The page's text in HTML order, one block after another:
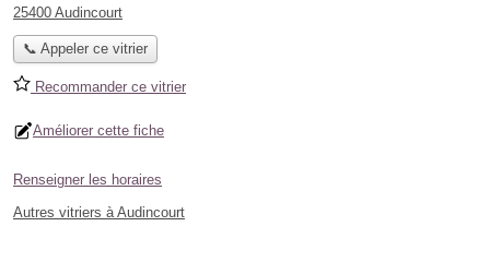
25400 Audincourt
📞 Appeler ce vitrier
Recommander ce vitrier
Améliorer cette fiche
Renseigner les horaires
Autres vitriers à Audincourt